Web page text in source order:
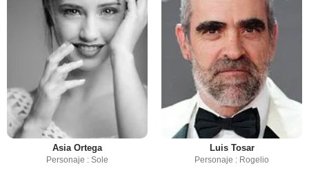
Asia Ortega
Personaje : Sole
Luis Tosar
Personaje : Rogelio